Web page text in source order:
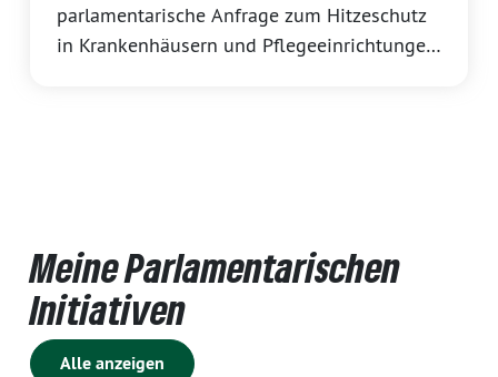
parlamentarische Anfrage zum Hitzeschutz
in Krankenhäusern und Pflegeeinrichtungen
Meine Parlamentarischen
Initiativen
Alle anzeigen